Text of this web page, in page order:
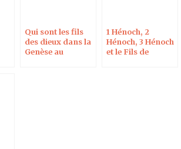
Qui sont les fils
des dieux dans la
Genèse au
1 Hénoch, 2
Hénoch, 3 Hénoch
et le Fils de